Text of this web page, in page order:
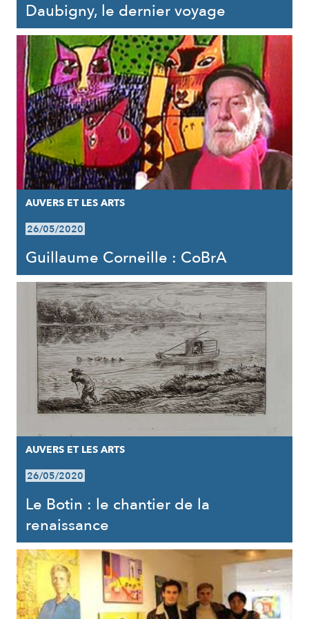
Daubigny, le dernier voyage
AUVERS ET LES ARTS
26/05/2020
Guillaume Corneille : CoBrA
AUVERS ET LES ARTS
26/05/2020
Le Botin : le chantier de la
renaissance